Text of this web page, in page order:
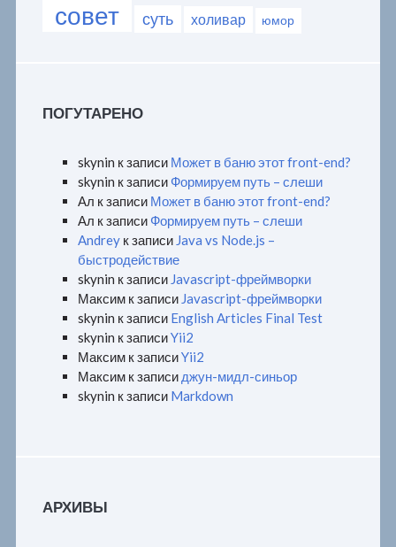
совет суть холивар юмор
ПОГУТАРЕНО
skynin к записи Может в баню этот front-end?
skynin к записи Формируем путь – слеши
Ал к записи Может в баню этот front-end?
Ал к записи Формируем путь – слеши
Andrey к записи Java vs Node.js –
быстродействие
skynin к записи Javascript-фреймворки
Максим к записи Javascript-фреймворки
skynin к записи English Articles Final Test
skynin к записиYii2
Максим к записиYii2
Максим к записи джун-мидл-синьор
skynin к записи Markdown
АРХИВЫ